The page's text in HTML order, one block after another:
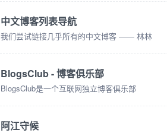
中文博客列表导航
我们尝试链接几乎所有的中文博客 —— 林林
BlogsClub - 博客俱乐部
BlogsClub是一个互联网独立博客俱乐部
阿江守候